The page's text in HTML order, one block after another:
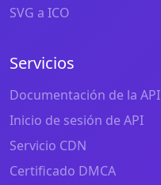
SVG a ICO
Servicios
Documentación de la API
Inicio de sesión de API
Servicio CDN
Certificado DMCA